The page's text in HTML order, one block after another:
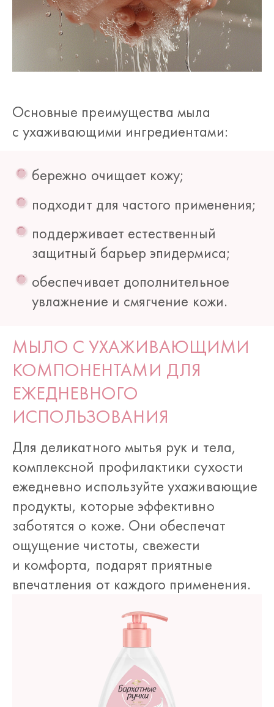
Основные преимущества мыла
с ухаживающими ингредиентами:
бережно очищает кожу;
подходит для частого применения;
поддерживает естественный
защитный барьер эпидермиса;
обеспечивает дополнительное
увлажнение и смягчение кожи.
МЫЛО С УХАЖИВАЮЩИМИ
КОМПОНЕНТАМИ ДЛЯ
ЕЖЕДНЕВНОГО
ИСПОЛЬЗОВАНИЯ
Для деликатного мытья рук и тела,
комплексной профилактики сухости
ежедневно используйте ухаживающие
продукты, которые эффективно
заботятся о коже. Они обеспечат
ощущение чистоты, свежести
и комфорта, подарят приятные
впечатления от каждого применения.